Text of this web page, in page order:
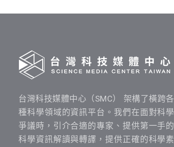
台灣科技媒體中心（SMC） 架構了橫跨各
種科學領域的資訊平台。我們在面對科學
爭議時，引介合適的專家、提供第一手的
科學資訊解讀與轉譯，提供正確的科學素